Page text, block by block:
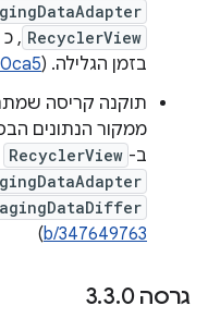
RecyclerView
,
בזמן הגלילה. ‫(
תוקנה קריסה
ממקור הנתונים
ב- RecyclerView
b/347649763
)
גרסה 3 .3.0